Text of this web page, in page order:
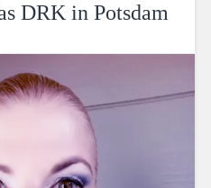
DRK in Potsdam